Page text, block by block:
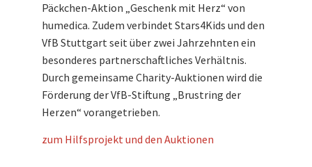
Päckchen-Aktion „Geschenk mit Herz“ von
humedica. Zudem verbindet Stars4Kids und den
VfB Stuttgart seit über zwei Jahrzehnten ein
besonderes partnerschaftliches Verhältnis.
Durch gemeinsame Charity-Auktionen wird die
Förderung der VfB-Stiftung „Brustring der
Herzen“ vorangetrieben.
zum Hilfsprojekt und den Auktionen